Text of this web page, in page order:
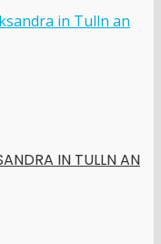
IN TULLN AN